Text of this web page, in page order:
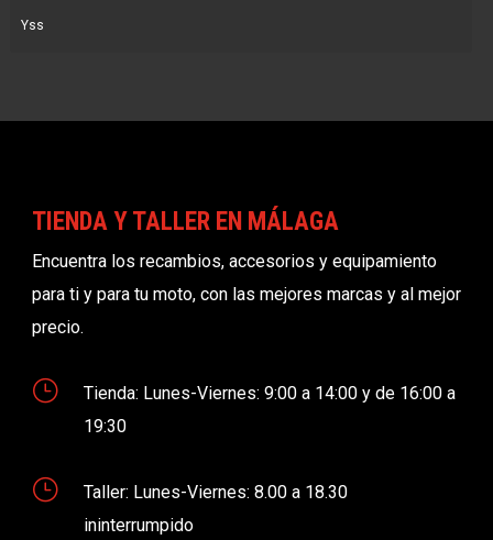
Yss
TIENDA Y TALLER EN MÁLAGA
Encuentra los recambios, accesorios y equipamiento
para ti y para tu moto, con las mejores marcas y al mejor
precio.
}
Tienda: Lunes-Viernes: 9:00 a 14:00 y de 16:00 a
19:30
}
Taller: Lunes-Viernes: 8.00 a 18.30
ininterrumpido